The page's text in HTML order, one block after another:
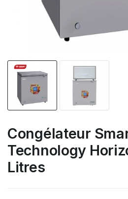
Congélateur
Technology
Litres